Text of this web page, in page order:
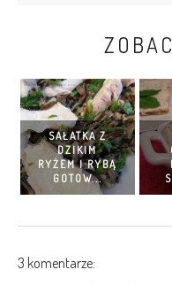
SAŁATKA Z
DZIKIM
RYŻEM I RYBĄ
GOTOW...
3 komentarze: